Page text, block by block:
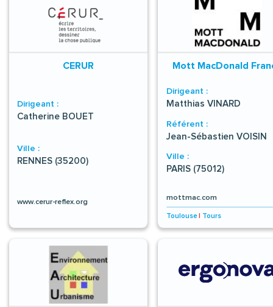
CERUR
Dirigeant :
Catherine BOUET
Ville :
RENNES (35200)
www.cerur-reflex.org
Mott MacDonald
Dirigeant :
Matthias VINARD
Référent :
Jean-Sébastien VOISIN
Ville :
PARIS (75012)
mottmac.com
Toulouse | Tours